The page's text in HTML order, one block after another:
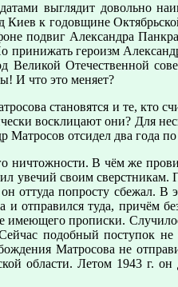
выглядит довольно
Киев к годовщине
подвиг Александра
принижать героизм
Великой Отечественной
И что это меняет?
становятся и те, кто
восклицают они? Для
Матросов отсидел два года
ничтожности. В чём же
увечий своим
оттуда попросту сбежал. В
отправился туда, причём
имеющего прописки.
подобный поступок
Матросова не
области. Летом 1943 г.